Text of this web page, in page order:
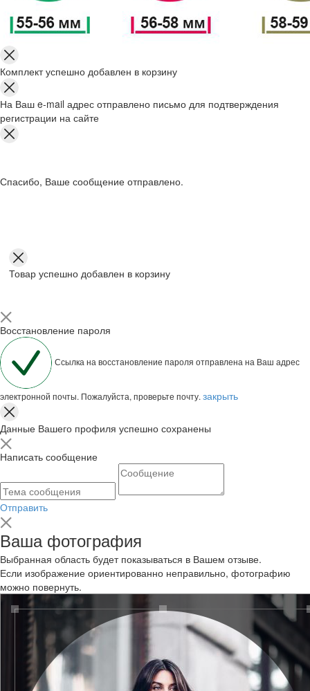
Комплект успешно добавлен в корзину
На Ваш e-mail адрес отправлено письмо для подтверждения
регистрации на сайте
Спасибо, Ваше сообщение отправлено.
Товар успешно добавлен в корзину
Восстановление пароля
Ссылка на восстановление пароля отправлена на Ваш адрес
электронной почты. Пожалуйста, проверьте почту. закрыть
Данные Вашего профиля успешно сохранены
Написать сообщение
Отправить
Ваша фотография
Выбранная область будет показываться в Вашем отзыве.
Если изображение ориентированно неправильно, фотографию
можно повернуть.